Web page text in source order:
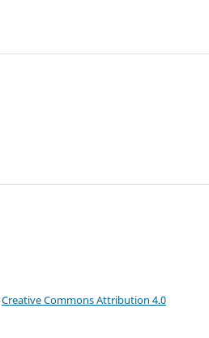
Creative Commons Attribution 4.0